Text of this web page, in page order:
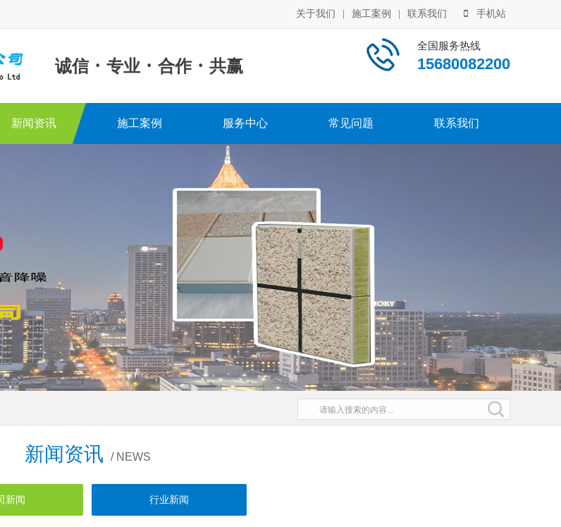
关于我们 施工案例 联系我们 手机站
诚信 · 专业 · 合作 · 共赢
全国服务热线
15680082200
新闻资讯 施工案例 服务中心 常见问题 联系我们
新闻资讯 / NEWS
新闻 行业新闻